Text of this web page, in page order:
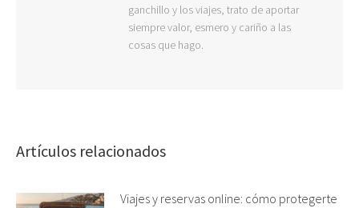
ganchillo y los viajes, trato de aportar
siempre valor, esmero y cariño a las
cosas que hago.
Artículos relacionados
Viajes y reservas online: cómo protegerte